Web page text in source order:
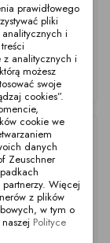
Stopki poziomujące - L
Ø60mm M10x75 SS
NBR
Stopki poziomujące - L
Ø60mm M12x100 SS
prawidłowego
pliki
i
z analitycznych i
możesz
swoje
cookies”.
cookie we
danych
Zeuschner
Więcej
z plików
w tym o
Polityce